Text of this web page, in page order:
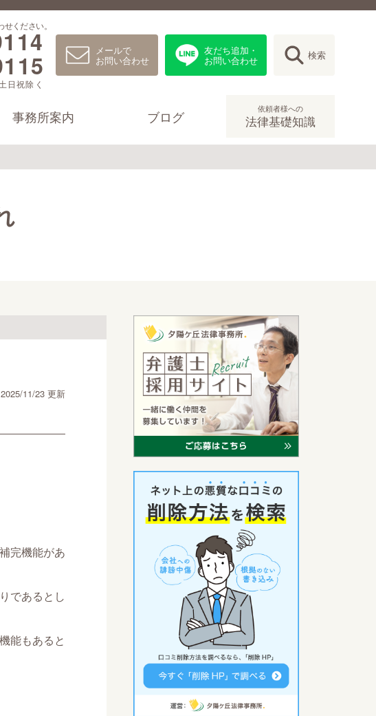
ください。
祝除く
メールで
お問い合わせ
友だち追加・
お問い合わせ 検索
事務所案内 ブログ 依頼者様への
法律基礎知識
2025/11/23 更新
完機能があ
であるとし
能もあると